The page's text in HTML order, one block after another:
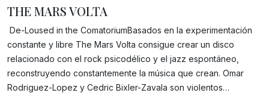
Gracias!
THE MARS VOLTA
De-Loused in the ComatoriumBasados en la experimentación
constante y libre The Mars Volta consigue crear un disco
relacionado con el rock psicodélico y el jazz espontáneo,
reconstruyendo constantemente la música que crean. Omar
Rodriguez-Lopez y Cedric Bixler-Zavala son violentos…